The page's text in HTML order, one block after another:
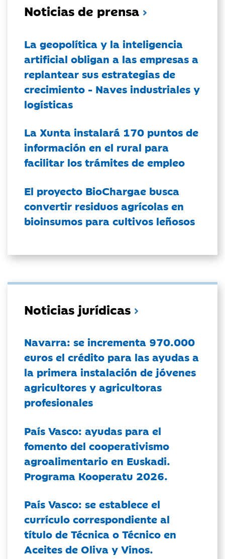
Noticias de prensa
La geopolítica y la inteligencia
artificial obligan a las empresas a
replantear sus estrategias de
crecimiento - Naves industriales y
logísticas
La Xunta instalará 170 puntos de
información en el rural para
facilitar los trámites de empleo
El proyecto BioChargae busca
convertir residuos agrícolas en
bioinsumos para cultivos leñosos
Noticias jurídicas
Navarra: se incrementa 970.000
euros el crédito para las ayudas a
la primera instalación de jóvenes
agricultores y agricultoras
profesionales
País Vasco: ayudas para el
fomento del cooperativismo
agroalimentario en Euskadi.
Programa Kooperatu 2026.
País Vasco: se establece el
currículo correspondiente al
título de Técnica o Técnico en
Aceites de Oliva y Vinos.